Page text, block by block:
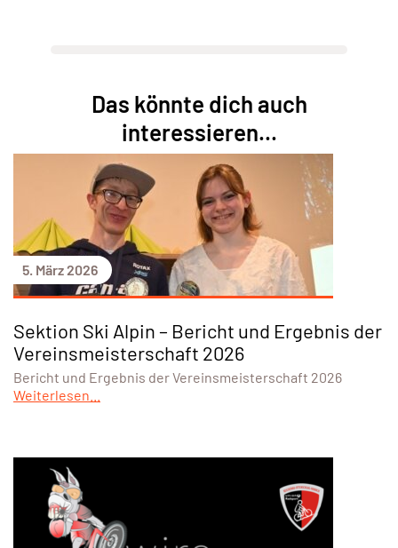
Das könnte dich auch
interessieren...
5. März 2026
Sektion Ski Alpin – Bericht und Ergebnis der
Vereinsmeisterschaft 2026
Bericht und Ergebnis der Vereinsmeisterschaft 2026
Weiterlesen...